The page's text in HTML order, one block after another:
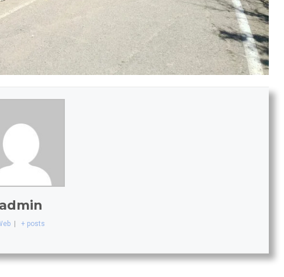
admin
+ posts